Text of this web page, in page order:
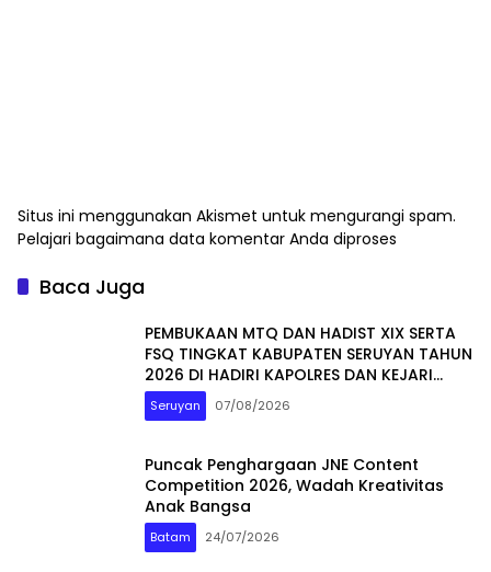
Situs ini menggunakan Akismet untuk mengurangi spam.
Pelajari bagaimana data komentar Anda diproses
Baca Juga
PEMBUKAAN MTQ DAN HADIST XIX SERTA
FSQ TINGKAT KABUPATEN SERUYAN TAHUN
2026 DI HADIRI KAPOLRES DAN KEJARI
SERUYAN
Seruyan 07/08/2026
Puncak Penghargaan JNE Content
Competition 2026, Wadah Kreativitas
Anak Bangsa
Batam 24/07/2026